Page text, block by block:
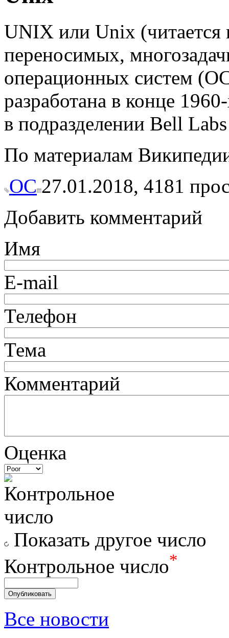
UNIX или Unix (читается
переносимых,
операционных систем
разработана в конце
в подразделении Bell
По материалам
ОС 27.01.2018, 4181
Добавить комментарий
Имя
E-mail
Телефон
Тема
Комментарий
Оценка
Показать другое число
Контрольное число*
Все новости